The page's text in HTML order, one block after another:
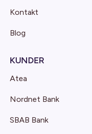
Kontakt
Blog
KUNDER
Atea
Nordnet Bank
SBAB Bank